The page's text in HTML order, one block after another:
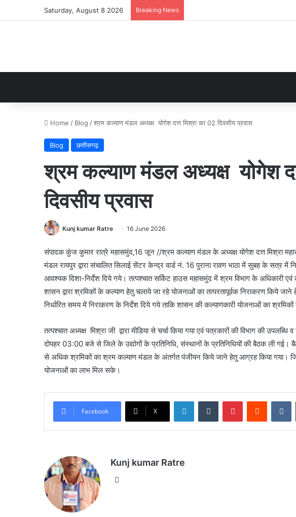
Saturday, August 8 2026 Breaking News
Home / Blog /श्रम कल्याण मंडल अध्यक्ष योगेश दत्त मिश्रा का 02 दिवसीय प्रवास
Blog छत्तीसगढ़
श्रम कल्याण मंडल अध्यक्ष योगेश
दिवसीय प्रवास
Kunj kumar Ratre 16 June 2026
संपादक कुंज कुमार रात्रेमहासमुंद,16 जून //श्रम कल्याण मंडल के अध्यक्ष योगेश दत्त मिश्रा
मंडल रायपुर द्वारा संचालित सिलाई सेंटर केन्द्र वार्ड नं. 16 पुराना रावण भाठा में सुबह के सत्र में
आवश्यक दिशा-निर्देश दिये गये। तत्पश्चात सर्किट हाउस महासमुंद में श्रम विभाग के अधिकारी एवं
शासन द्वारा श्रमिकों के कल्याण हेतु चलाये जा रहे योजनाओं का तत्परतापूर्वक निराकरण किये
निर्धारित समय में निराकरण के निर्देश दिये गये ताकि शासन की कल्याणकारी योजनाओं का
तत्पश्चात अध्यक्ष मिश्रा जी द्वारा मीडिया से चर्चा किया गया एवं पत्रकारों की विभाग की
दोपहर 03:00 बजे से जिले के उद्योगों के प्रतिनिधि, संस्थानों के प्रतिनिधियों की बैठक ली
से अधिक श्रमिकों का श्रम कल्याण मंडल के अंतर्गत पंजीयन किये जाने हेतु आग्रह किया गया।
योजनाओं का लाभ मिल सके।
Facebook X
Kunj kumar Ratre